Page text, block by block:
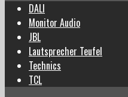
DALI
Monitor Audio
JBL
Lautsprecher Teufel
Technics
TCL